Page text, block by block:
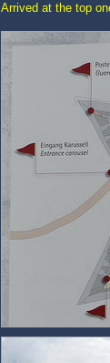
Arrived at the top